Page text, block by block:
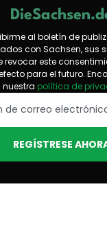
al boletín de
con Sachsen, sus
revocar este
para el futuro.
política de
REGÍSTRESE